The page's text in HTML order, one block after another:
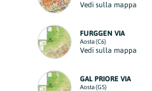
Vedi sulla mappa
FURGGEN VIA
Aosta (C6)
Vedi sulla mappa
GAL PRIORE VIA
Aosta (G5)